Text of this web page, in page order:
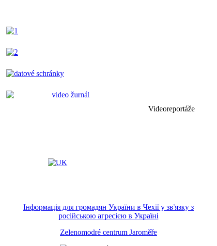
Videoreportáže
Інформація для громадян України в Чехії у зв'язку з
російською агресією в Україні
Zelenomodré centrum Jaroměře